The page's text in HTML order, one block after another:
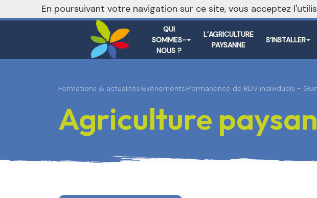
QUI
SOMMES-
NOUS ?
L’AGRICULTURE
PAYSANNE
S’INSTALLER
nivo_2026: 1
Formations & actualités›Evènements›Permanence de RDV individuels -
Agriculture
En poursuivant votre navigation sur ce site, vous acceptez